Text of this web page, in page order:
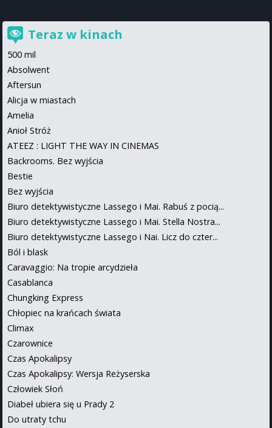
Teraz w kinach
500 mil
Absolwent
Aftersun
Alicja w miastach
Amelia
Anioł Stróż
ATEEZ : LIGHT THE WAY IN CINEMAS
Backrooms. Bez wyjścia
Bestie
Bez wyjścia
Biuro detektywistyczne Lassego i Mai. Rabuś z pocią...
Biuro detektywistyczne Lassego i Mai. Stella Nostra...
Biuro detektywistyczne Lassego i Nai. Licz do czter...
Ból i blask
Caravaggio: Na tropie arcydzieła
Casablanca
Chungking Express
Chłopiec na krańcach świata
Climax
Czarownice
Czas Apokalipsy
Czas Apokalipsy: Wersja Reżyserska
Człowiek Słoń
Diabeł ubiera się u Prady 2
Do utraty tchu